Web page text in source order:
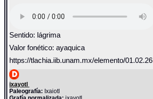
Sentido: lágrima
Valor fonético: ayaquica
https://tlachia.iib.unam.mx/elemento/01.02.26
ixayotl
Paleografía: Ixaiotl